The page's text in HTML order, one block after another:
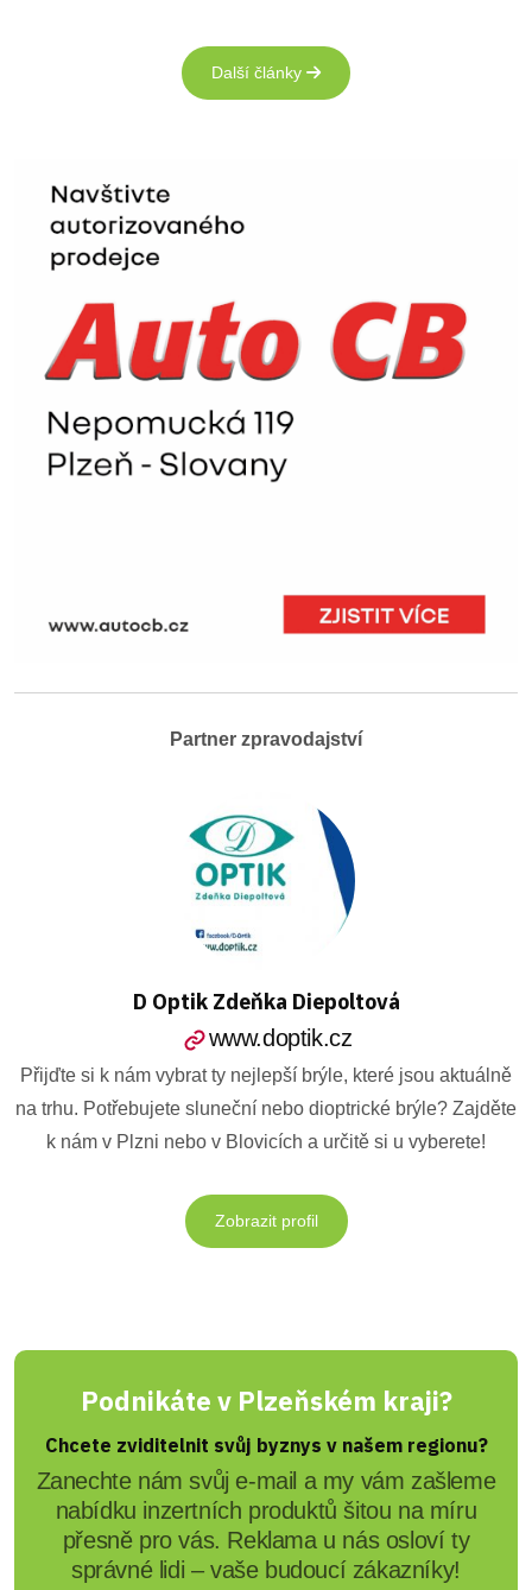
Další články
Partner zpravodajství
D Optik Zdeňka Diepoltová
www.doptik.cz
Přijďte si k nám vybrat ty nejlepší brýle, které jsou aktuálně
na trhu. Potřebujete sluneční nebo dioptrické brýle? Zajděte
k nám v Plzni nebo v Blovicích a určitě si u vyberete!
Zobrazit profil
Podnikáte v Plzeňském kraji?
Chcete zviditelnit svůj byznys v našem regionu?
Zanechte nám svůj e-mail a my vám zašleme
nabídku inzertních produktů šitou na míru
přesně pro vás. Reklama u nás osloví ty
správné lidi – vaše budoucí zákazníky!